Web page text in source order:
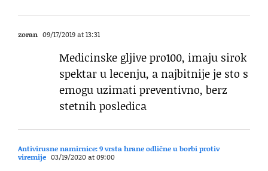
zoran 09/17/2019 at 13:31
Medicinske gljive pro100, imaju sirok
spektar u lecenju, a najbitnije je sto s
emogu uzimati preventivno, berz
stetnih posledica
Antivirusne namirnice: 9 vrsta hrane odlične u borbi protiv
viremije 03/19/2020 at 09:00